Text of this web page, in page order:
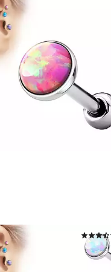
Set Helix Tragus Piercing
mit flachen Opal Steinen